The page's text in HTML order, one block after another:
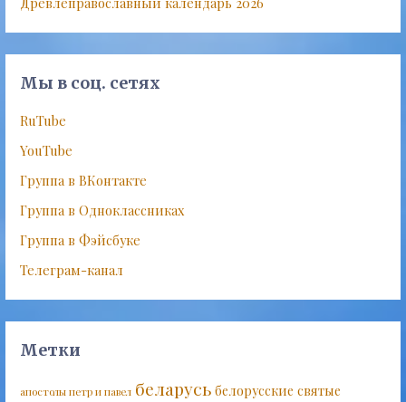
Мы в соц. сетях
RuTube
YouTube
Группа в ВКонтакте
Группа в Одноклассниках
Группа в Фэйсбуке
Телеграм-канал
Метки
апостолы петр и павел беларусь белорусские святые